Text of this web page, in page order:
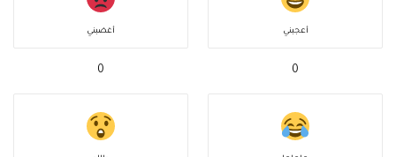
أعجبني
0
أغضبني
0